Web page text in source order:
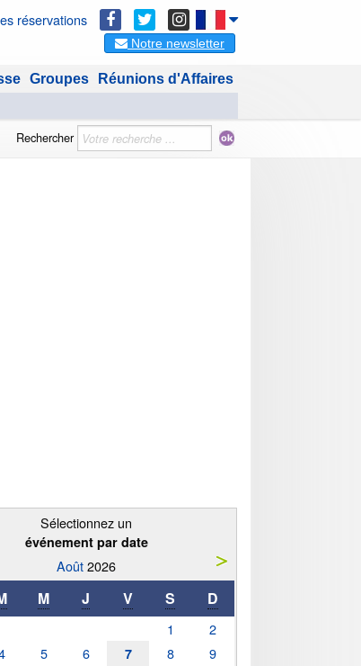
réservations
Notre newsletter
Réunions d'Affaires
Groupes
Rechercher
Sélectionnez un
événement par date
Août2026
M J V S D
1
2
5 6 7 8
9